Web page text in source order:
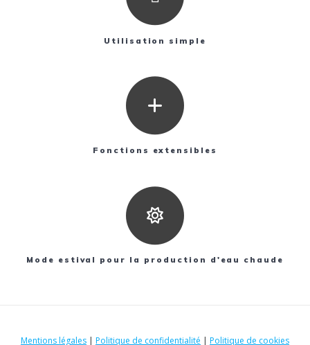
Utilisation simple
Fonctions extensibles
Mode estival pour la production d'eau chaude
Mentions légales | Politique de confidentialité | Politique de cookies